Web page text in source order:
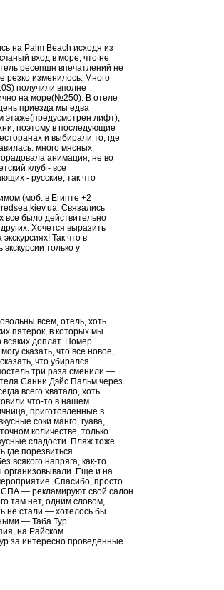
на Palm Beach исходя из
вход в море, что не
ресепшн впечатлений не
резко изменилось. Много
получили вполне
на море(№250). В отеле
приезда мы едва
этаже(предусмотрен лифт),
поэтому в последующие
и выбирали то, где
много мясных,
анимация, не во
клуб - все
- русские, так что
(моб. в Египте +2
Связались
все было действительно
Хочется выразить
Так что в
только у
всем, отель, хоть
пятерок, в которых мы
доплат. Номер
сказать, что все новое,
что убирался
три раза сменили —
Санни Дэйс Пальм через
всего хватало, хоть
что-то в нашем
приготовленные в
соки манго, гуава,
количестве, только
сладости. Пляж тоже
где порезвиться.
всякого напряга, как-то
организовывали. Еще и на
Спасибо, просто
— рекламируют свой салон
там нет, одним словом,
не стали — хотелось бы
— Таба Тур
на Райском
за интересно проведенные